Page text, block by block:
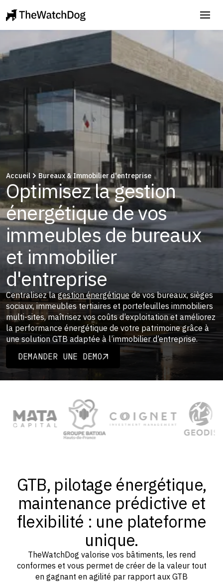
Accueil Bureaux & Immobilier d'entreprise
Optimisez la gestion
énergétique de vos
immeubles de bureaux
et immobilier
d'entreprise
Centralisez lagestion énergétiquede vos bureaux, sièges
sociaux, immeubles tertiaires et portefeuilles immobiliers
multi-sites, maîtrisez vos coûts d’exploitation et améliorez
la performance énergétique de votre patrimoine grâce à
une solution GTB adaptée à l’immobilier d’entreprise.
DEMANDER UNE DEMO
DEMANDER UNE DEMO
GTB, pilotage énergétique,
maintenance prédictive et
flexibilité : une plateforme
unique.
TheWatchDog valorise vos bâtiments, les rend
conformes et vous permet de créer de la valeur tout
en gagnant en agilité par rapport aux GTB